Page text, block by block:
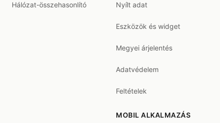
Hálózat-összehasonlító Nyílt adat
Eszközök és widget
Megyei árjelentés
Adatvédelem
Feltételek
MOBIL ALKALMAZÁS